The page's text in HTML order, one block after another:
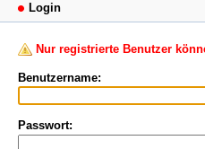
Login
Nur registrierte Benutzer
Benutzername:
Passwort: